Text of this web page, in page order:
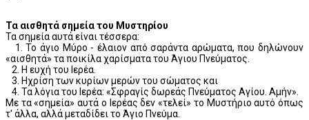
Τα αισθητά σημεία του Μυστηρίου
Τα σημεία αυτά είναι τέσσερα:
1. Το άγιο Μύρο - έλαιον από σαράντα αρώματα, που δηλώνουν
«αισθητά» τα ποικίλα χαρίσματα του Άγιου Πνεύματος.
2. Η ευχή του Ιερέα.
3. Ηχρίση των κυρίων μερών του σώματος και
4. Τα λόγια του Ιερέα: «Σφραγίς δωρεάς Πνεύματος Αγίου. Αμήν».
Με τα «σημεία» αυτά ο Ιερέας δεν «τελεί» το Μυστήριο αυτό όπως
τ' άλλα, αλλά μεταδίδει το Άγιο Πνεύμα.